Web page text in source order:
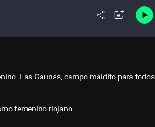
Las Gaunas, campo maldito para todos
femenino riojano